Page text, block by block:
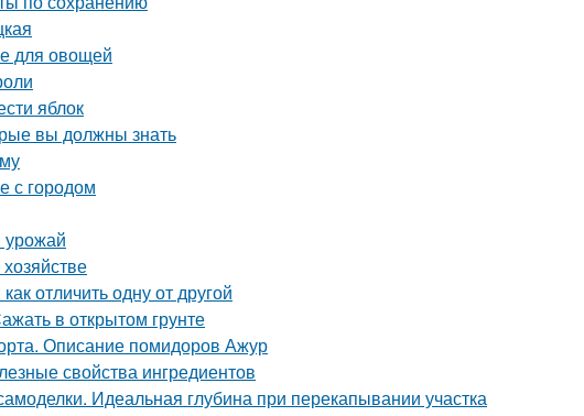
для овощей
яблок
вы должны знать
с городом
урожай
отличить одну от другой
в открытом грунте
Описание помидоров Ажур
свойства ингредиентов
Идеальная глубина при перекапывании участка